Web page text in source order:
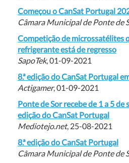
Começou o CanSat Portugal
Câmara Municipal de Ponte de
Competição de microssatélites
refrigerante está de regresso
SapoTek, 01-09-2021
8.ª edição do CanSat Portugal
Actigamer, 01-09-2021
Ponte de Sor recebe de 1 a 5
edição do CanSat Portugal
Mediotejo.net, 25-08-2021
8.ª edição do CanSat Portugal
Câmara Municipal de Ponte de